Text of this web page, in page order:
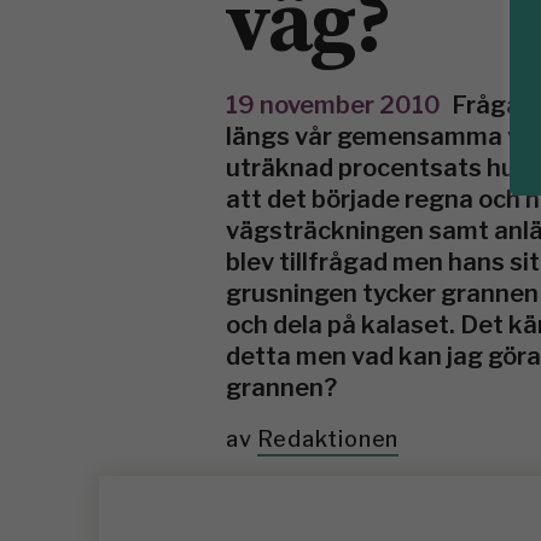
19 november 2010 Fråga
längs vår gemensamma
uträknad procentsats hur
att det började regna och
vägsträckningen samt
blev tillfrågad men hans
grusningen tycker
och dela på kalaset. Det
detta men vad kan jag
grannen?
av Redaktionen